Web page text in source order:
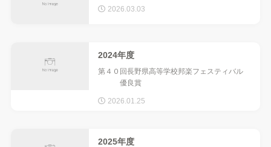
2026.03.03
2024年度
第４０回長野県高等学校邦楽フェスティバル
優良賞
2026.01.25
2025年度